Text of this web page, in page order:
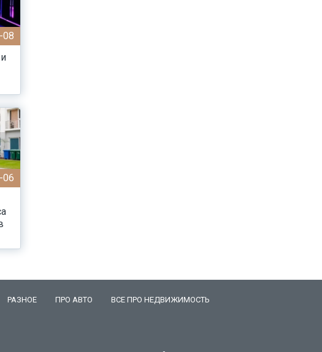
08
06
РАЗНОЕ ПРО АВТО
ВСЕ ПРО НЕДВИЖИМОСТЬ